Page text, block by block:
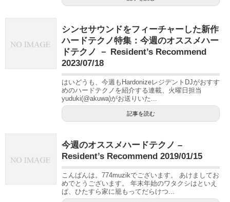
シンセサウンドをフィーチャーした新作
ハードテクノ特集：今週のオススメハー
ドテクノ － Resident’s Recommend
2023/07/18
はいどうも、今週もHardonizeレジデントDJがおすす
めのハードテクノを紹介する連載、火曜日担当
yuduki(@akuwa)がお送りいた...
記事を読む
今週のオススメハードテクノ –
Resident’s Recommend 2019/01/15
こんばんは。774muzikでございます。 あけましてお
めでとうございます。 年末年始のワタクシはといえ
ば、ひたすら家に籠もってだらけつ...